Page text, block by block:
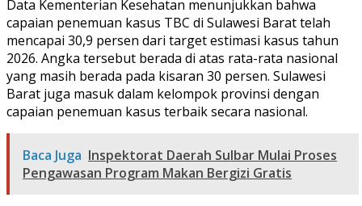
Data Kementerian Kesehatan menunjukkan bahwa
capaian penemuan kasus TBC di Sulawesi Barat telah
mencapai 30,9 persen dari target estimasi kasus tahun
2026. Angka tersebut berada di atas rata-rata nasional
yang masih berada pada kisaran 30 persen. Sulawesi
Barat juga masuk dalam kelompok provinsi dengan
capaian penemuan kasus terbaik secara nasional.
Baca Juga Inspektorat Daerah Sulbar Mulai Proses
Pengawasan Program Makan Bergizi Gratis